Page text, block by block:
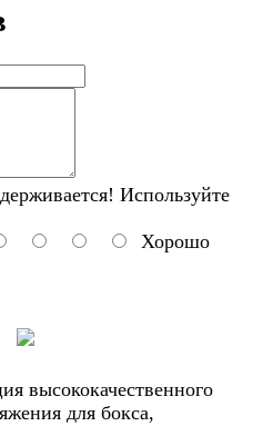
Используйте
Хорошо
высококачественного
для бокса,